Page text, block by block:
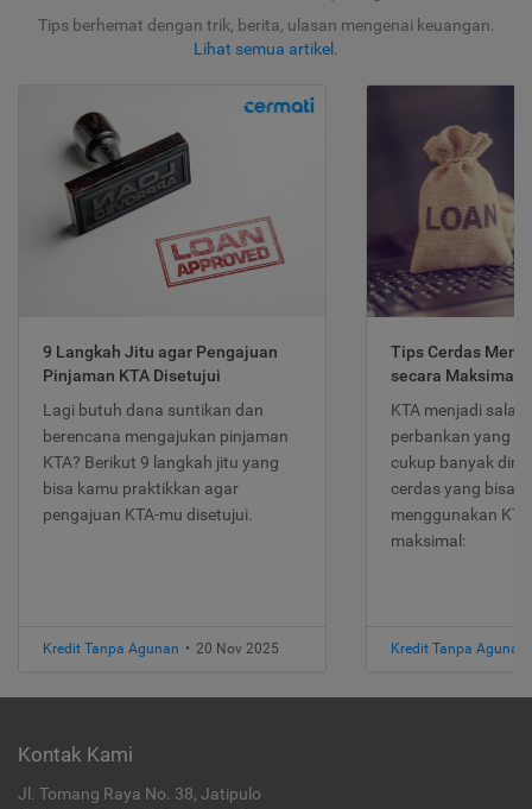
Tips berhemat dengan trik, berita, ulasan mengenai keuangan.
Lihat semua artikel .
9 Langkah Jitu agar Pengajuan
Pinjaman KTA Disetujui
Lagi butuh dana suntikan dan
berencana mengajukan pinjaman
KTA? Berikut 9 langkah jitu yang
bisa kamu praktikkan agar
pengajuan KTA-mu disetujui.
Kredit Tanpa Agunan • 20 Nov 2025
Tips Cerdas
secara Maksimal
KTA menjadi
perbankan yang
cukup banyak
cerdas yang bisa
menggunakan
maksimal:
Kredit Tanpa Agunan
Kontak Kami
Jl. Tomang Raya No. 38, Jatipulo